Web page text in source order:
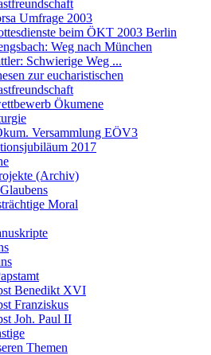
Umfrage 2003
beim ÖKT 2003 Berlin
Weg nach München
Schwierige Weg ...
zur eucharistischen
Ökumene
Versammlung EÖV3
2017
(Archiv)
Moral
Benedikt XVI
Franziskus
Joh. Paul II
Themen